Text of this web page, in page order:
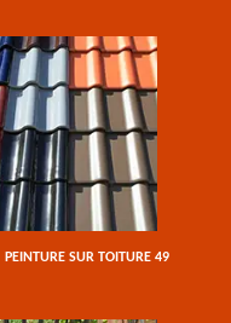
PEINTURE SUR TOITURE 49